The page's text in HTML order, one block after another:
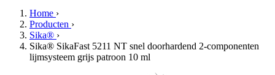
Home ›
Producten ›
Sika® ›
Sika® SikaFast 5211 NT snel doorhardend 2-componenten
lijmsysteem grijs patroon 10 ml